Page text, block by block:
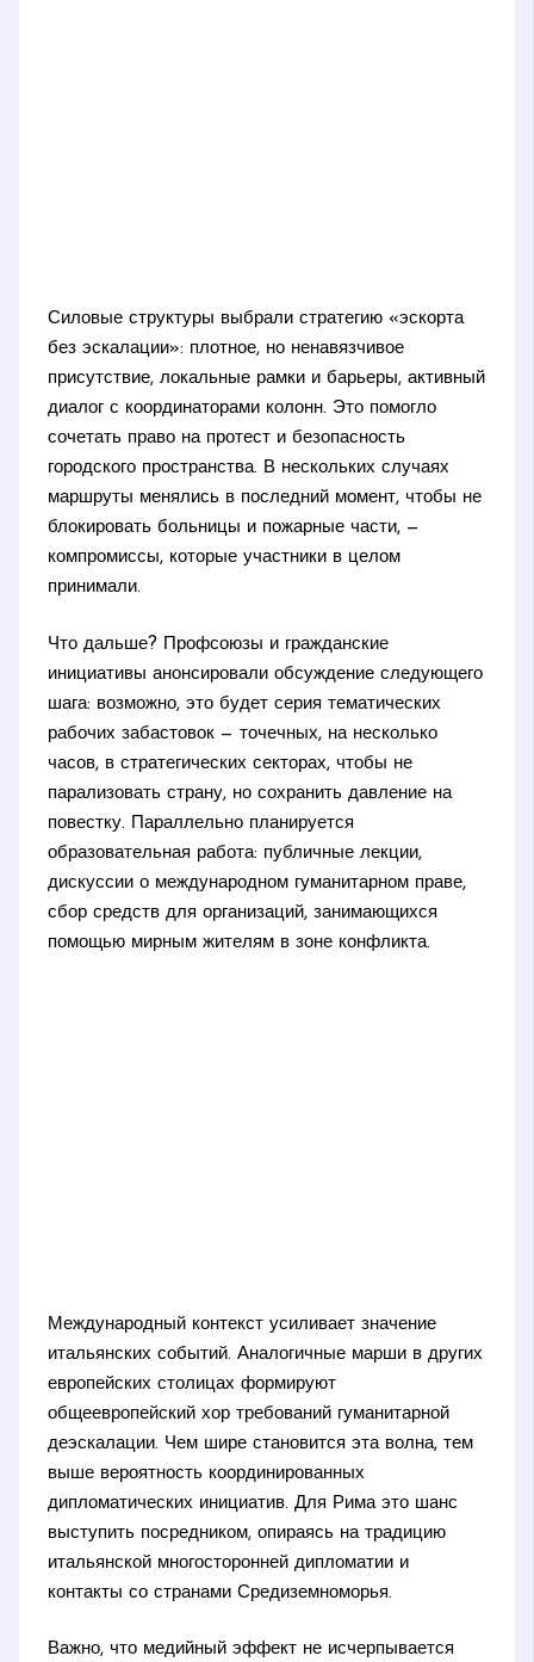
Силовые структуры выбрали стратегию «эскорта
без эскалации»: плотное, но ненавязчивое
присутствие, локальные рамки и барьеры, активный
диалог с координаторами колонн. Это помогло
сочетать право на протест и безопасность
городского пространства. В нескольких случаях
маршруты менялись в последний момент, чтобы не
блокировать больницы и пожарные части, —
компромиссы, которые участники в целом
принимали.
Что дальше? Профсоюзы и гражданские
инициативы анонсировали обсуждение следующего
шага: возможно, это будет серия тематических
рабочих забастовок — точечных, на несколько
часов, в стратегических секторах, чтобы не
парализовать страну, но сохранить давление на
повестку. Параллельно планируется
образовательная работа: публичные лекции,
дискуссии о международном гуманитарном праве,
сбор средств для организаций, занимающихся
помощью мирным жителям в зоне конфликта.
Международный контекст усиливает значение
итальянских событий. Аналогичные марши в других
европейских столицах формируют
общеевропейский хор требований гуманитарной
деэскалации. Чем шире становится эта волна, тем
выше вероятность координированных
дипломатических инициатив. Для Рима это шанс
выступить посредником, опираясь на традицию
итальянской многосторонней дипломатии и
контакты со странами Средиземноморья.
Важно, что медийный эффект не исчерпывается